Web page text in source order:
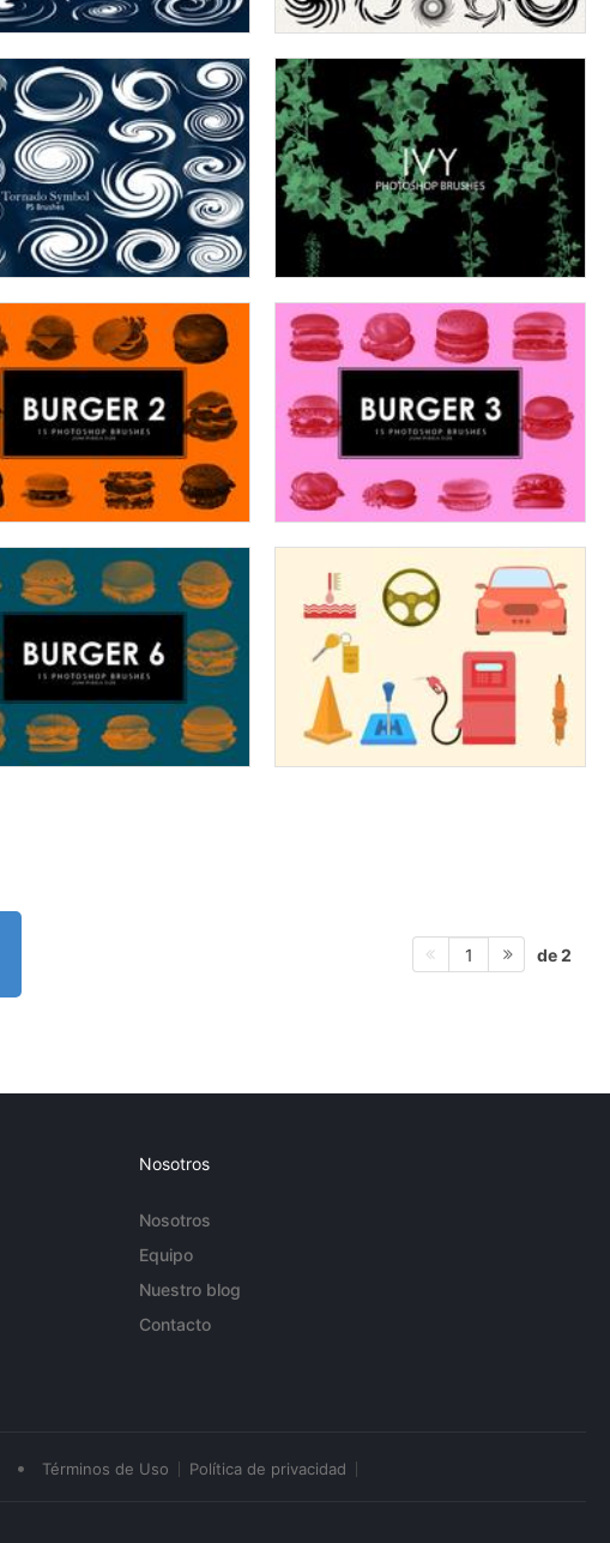
1 de 2
Nosotros
Nosotros
Equipo
Nuestro blog
Contacto
• Términos de Uso Política de privacidad